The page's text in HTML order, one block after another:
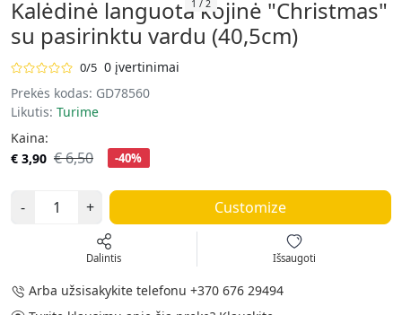
1 / 2
Kalėdinė languota kojinė "Christmas"
su pasirinktu vardu (40,5cm)
0/5 0 įvertinimai
Prekės kodas: GD78560
Likutis: Turime
Kaina:
€ 3,90 € 6,50 -40%
- + Customize
Dalintis Išsaugoti
Arba užsisakykite telefonu +370 676 29494